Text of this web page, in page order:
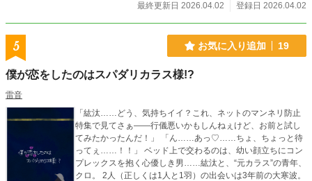
最終更新日 2026.04.02
登録日 2026.04.02
5 お気に入り追加 19
僕が恋をしたのはスパダリカラス様!?
雷音
「紘汰……どう、気持ちイイ？これ、ネットのマンネリ防止
特集で見てさぁ――行儀悪いかもしんねぇけど、お前と試し
てみたかったんだ！」 「ん……あっ♡……ちょ、ちょっと待
ってぇ……！！」 ベッド上で交わるのは、幼い顔立ちにコン
プレックスを抱く心優しき男……紘汰と、“元カラス”の青年、
クロ。 2人（正しくは1人と1羽）の出会いは3年前の大寒波。